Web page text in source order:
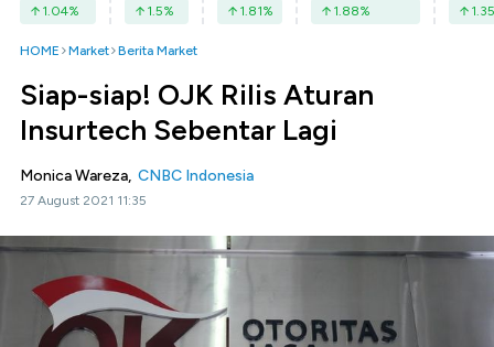
1.04% 1.5% 1.81% 1.88% 1.35
HOME Market Berita Market
Siap-siap! OJK Rilis Aturan
Insurtech Sebentar Lagi
Monica Wareza, CNBC Indonesia
27 August 2021 11:35